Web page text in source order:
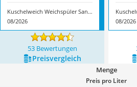
Kuschelweich Weichspüler Sanft & Mild
08/2026
08/2026
53 Bewertungen
Preis­vergleich
Menge
Preis pro Liter